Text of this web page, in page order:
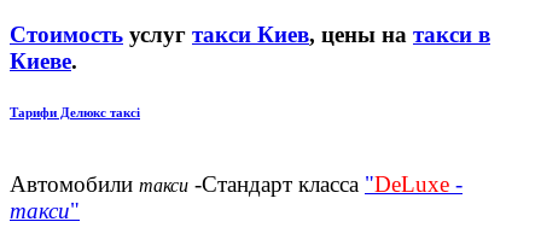
Стоимость услуг такси Киев, цены на такси в
Киеве.
Тарифи Делюкс таксі
Автомобили такси -Стандарт класса "DeLuxe -
такси"